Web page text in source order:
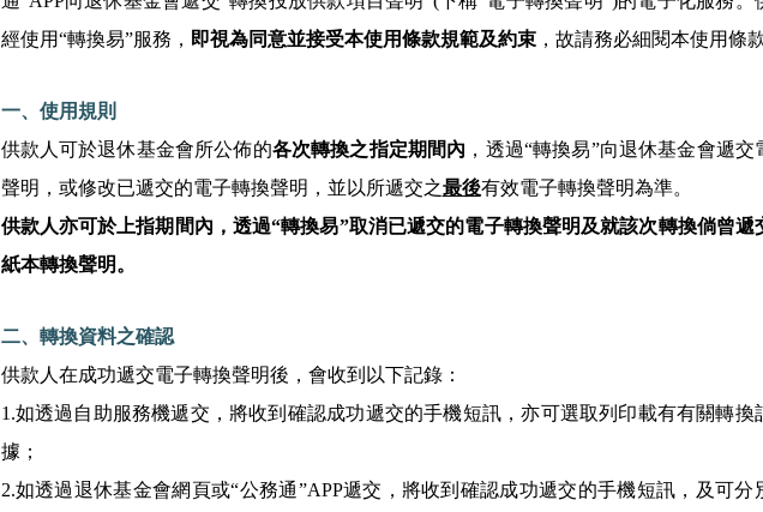
經使用“轉換易”服務， 即視為同意並接受本使用條款規範及約束，故請務必細閱本使用條款
一、使用規則
供款人可於退休基金會所公佈的各次轉換之指定期間內 ，透過“轉換易”向退休基金會遞交
聲明，或修改已遞交的電子轉換聲明，並以所遞交之最後有效電子轉換聲明為準。
供款人亦可於上指期間內，透過“轉換易”取消已遞交的電子轉換聲明及就該次轉換倘曾遞
紙本轉換聲明。
二、轉換資料之確認
供款人在成功遞交電子轉換聲明後，會收到以下記錄：
1.如透過自助服務機遞交，將收到確認成功遞交的手機短訊，亦可選取列印載有有關轉換
據；
2.如透過退休基金會網頁或“公務通”APP遞交，將收到確認成功遞交的手機短訊，及可分